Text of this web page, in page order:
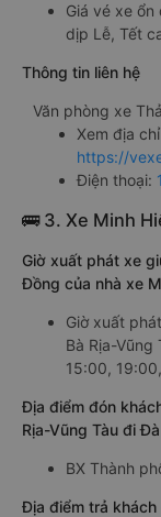
Giá vé xe
dịp Lễ, Tết
Thông tin liên hệ
Văn phòng xe
Xem địa
https://
Điện thoại:
🚌 3. Xe Minh
Giờ xuất phát xe
Đồng của nhà xe
Giờ xuất
Bà Rịa-
15:00,
Địa điểm đón
Rịa-Vũng Tàu đi
BX Thành
Địa điểm trả